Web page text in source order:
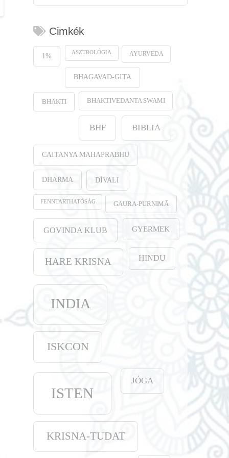
Cimkék
1% ASZTROLÓGIA AYURVEDA
BHAGAVAD-GITA
BHAKTI BHAKTIVEDANTA SWAMI
BHF BIBLIA
CAITANYA MAHAPRABHU
DHARMA DÍVALI
FENNTARTHATÓSÁG GAURA-PURṆIMĀ
GOVINDA KLUB GYERMEK
HARE KRISNA HINDU
INDIA
ISKCON
ISTEN
JÓGA
KRISNA-TUDAT